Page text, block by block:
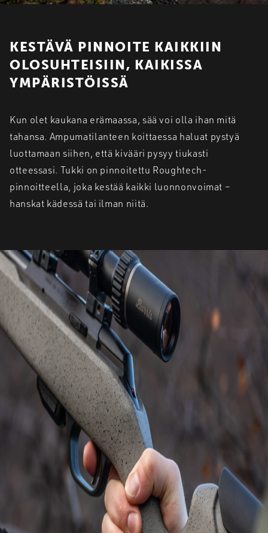
KESTÄVÄ PINNOITE KAIKKIIN
OLOSUHTEISIIN, KAIKISSA
YMPÄRISTÖISSÄ
Kun olet kaukana erämaassa, sää voi olla ihan mitä
tahansa. Ampumatilanteen koittaessa haluat pystyä
luottamaan siihen, että kivääri pysyy tiukasti
otteessasi. Tukki on pinnoitettu Roughtech-
pinnoitteella, joka kestää kaikki luonnonvoimat –
hanskat kädessä tai ilman niitä.